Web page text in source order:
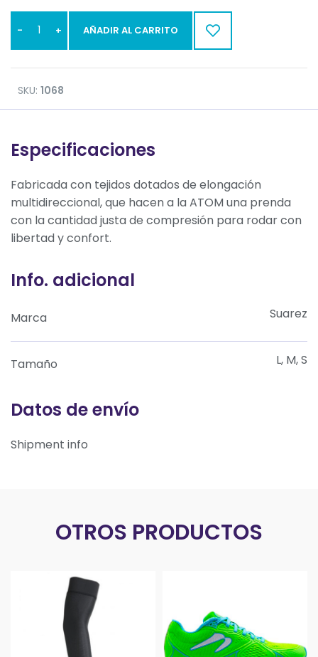
AÑADIR AL CARRITO
SKU: 1068
Especificaciones
Fabricada con tejidos dotados de elongación
multidireccional, que hacen a la ATOM una prenda
con la cantidad justa de compresión para rodar con
libertad y confort.
Info. adicional
Marca Suarez
Tamaño L, M, S
Datos de envío
Shipment info
OTROS PRODUCTOS